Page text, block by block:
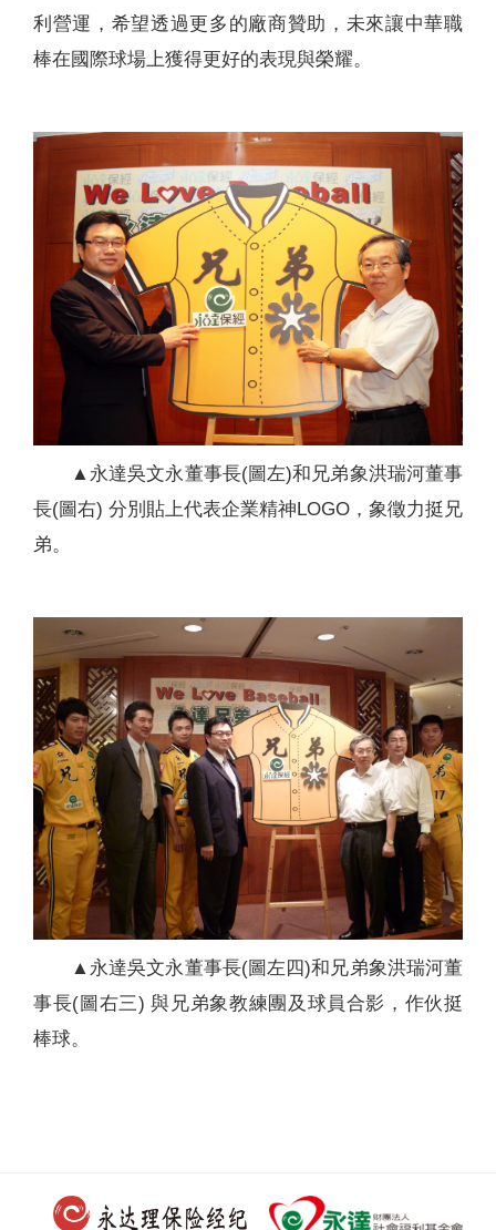
利營運，希望透過更多的廠商贊助，未來讓中華職
棒在國際球場上獲得更好的表現與榮耀。
▲永達吳文永董事長(圖左)和兄弟象洪瑞河董事
長(圖右) 分別貼上代表企業精神LOGO，象徵力挺兄
弟。
▲永達吳文永董事長(圖左四)和兄弟象洪瑞河董
事長(圖右三) 與兄弟象教練團及球員合影，作伙挺
棒球。